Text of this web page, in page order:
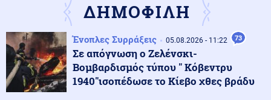
Κοινωνία
Διατάχθηκε ΕΔΕ για τους αστυνομικούς που
εμπλέκονται στην υπόθεση της 75χρονης στα Χανιά
Κόσμος
ΔΗΜΟΦΙΛΗ
Ένοπλες Συρράξεις 05.08.2026 - 11:22 73
Σε απόγνωση ο Ζελένσκι-
Βομβαρδισμός τύπου " Κόβεντρυ
1940"ισοπέδωσε το Κίεβο χθες βράδυ